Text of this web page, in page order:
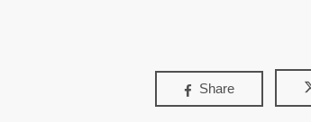
Share